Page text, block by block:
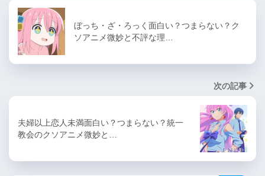
ぼっち・ざ・ろっく面白い？つまらない？ク
ソアニメ微妙と不評な理…
次の記事
夫婦以上恋人未満面白い？つまらない？統一
教会のクソアニメ微妙と…